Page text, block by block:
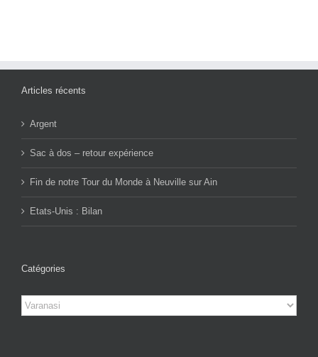
Articles récents
Argent
Sac à dos – retour expérience
Fin de notre Tour du Monde à Neuville sur Ain
Etats-Unis : Bilan
Catégories
Catégories